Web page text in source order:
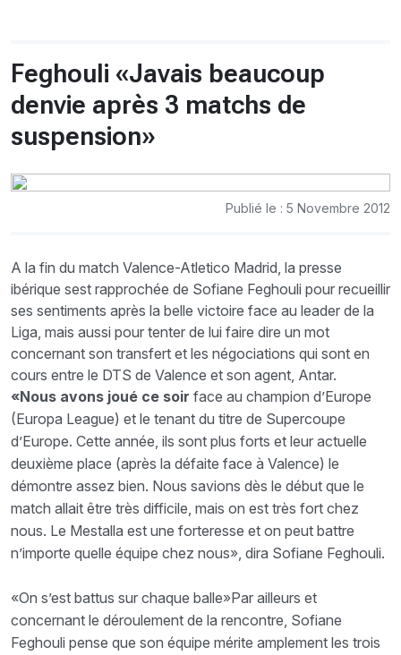
Feghouli «Javais beaucoup
denvie après 3 matchs de
suspension»
Publié le : 5 Novembre 2012
A la fin du match Valence-Atletico Madrid, la presse
ibérique sest rapprochée de Sofiane Feghouli pour recueillir
ses sentiments après la belle victoire face au leader de la
Liga, mais aussi pour tenter de lui faire dire un mot
concernant son transfert et les négociations qui sont en
cours entre le DTS de Valence et son agent, Antar.
«Nous avons joué ce soir face au champion d’Europe
(Europa League) et le tenant du titre de Supercoupe
d’Europe. Cette année, ils sont plus forts et leur actuelle
deuxième place (après la défaite face à Valence) le
démontre assez bien. Nous savions dès le début que le
match allait être très difficile, mais on est très fort chez
nous. Le Mestalla est une forteresse et on peut battre
n’importe quelle équipe chez nous», dira Sofiane Feghouli.
«On s’est battus sur chaque balle»Par ailleurs et
concernant le déroulement de la rencontre, Sofiane
Feghouli pense que son équipe mérite amplement les trois